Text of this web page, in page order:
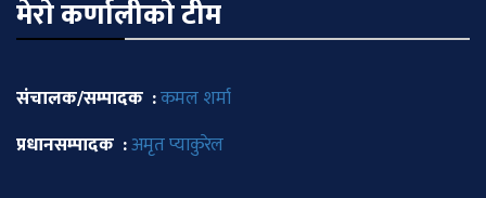
मेराे कर्णालीकाे टीम
संचालक/सम्पादक :कमल शर्मा
प्रधानसम्पादक :अमृत प्याकुरेल